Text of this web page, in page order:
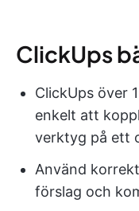
ClickUps
ClickUps över
enkelt att
verktyg på ett
Använd
förslag och